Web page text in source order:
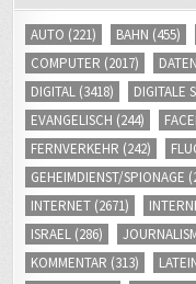
COMPUTER(2017)
DIGITAL(3418) DIGITALE
EVANGELISCH(244)
FERNVERKEHR (242)
GEHEIMDIENST/SPIONAGE
INTERNET(2671)
ISRAEL(286)
KOMMENTAR(313)
MEDIEN(3203) MILITÄR
NAHVERKEHR(245)